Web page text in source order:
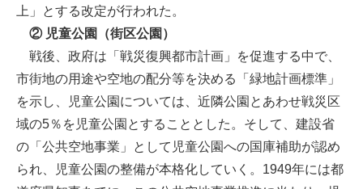
上」とする改定が行われた。
② 児童公園（街区公園）
戦後、政府は「戦災復興都市計画」を促進する中で、
市街地の用途や空地の配分等を決める「緑地計画標準」
を示し、児童公園については、近隣公園とあわせ戦災区
域の5％を児童公園とすることとした。そして、建設省
の「公共空地事業」として児童公園への国庫補助が認め
られ、児童公園の整備が本格化していく。1949年には都